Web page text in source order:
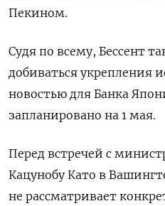
Пекином.
Судя по всему, Бессент
добиваться укрепления
новостью для Банка
запланировано на 1 мая.
Перед встречей с
Кацунобу Като в
не рассматривает